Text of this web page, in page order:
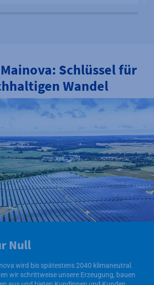
Mainova: Schlüssel für
Wandel
Null
wird bis spätestens 2040 klimaneutral.
wir schrittweise unsere Erzeugung, bauen